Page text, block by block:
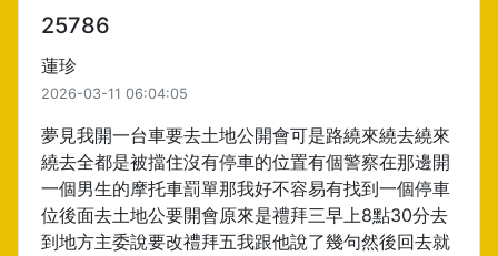
25786
蓮珍
2026-03-11 06:04:05
夢見我開一台車要去土地公開會可是路繞來繞去繞來
繞去全都是被擋住沒有停車的位置有個警察在那邊開
一個男生的摩托車罰單那我好不容易有找到一個停車
位後面去土地公要開會原來是禮拜三早上8點30分去
到地方主委說要改禮拜五我跟他說了幾句然後回去就